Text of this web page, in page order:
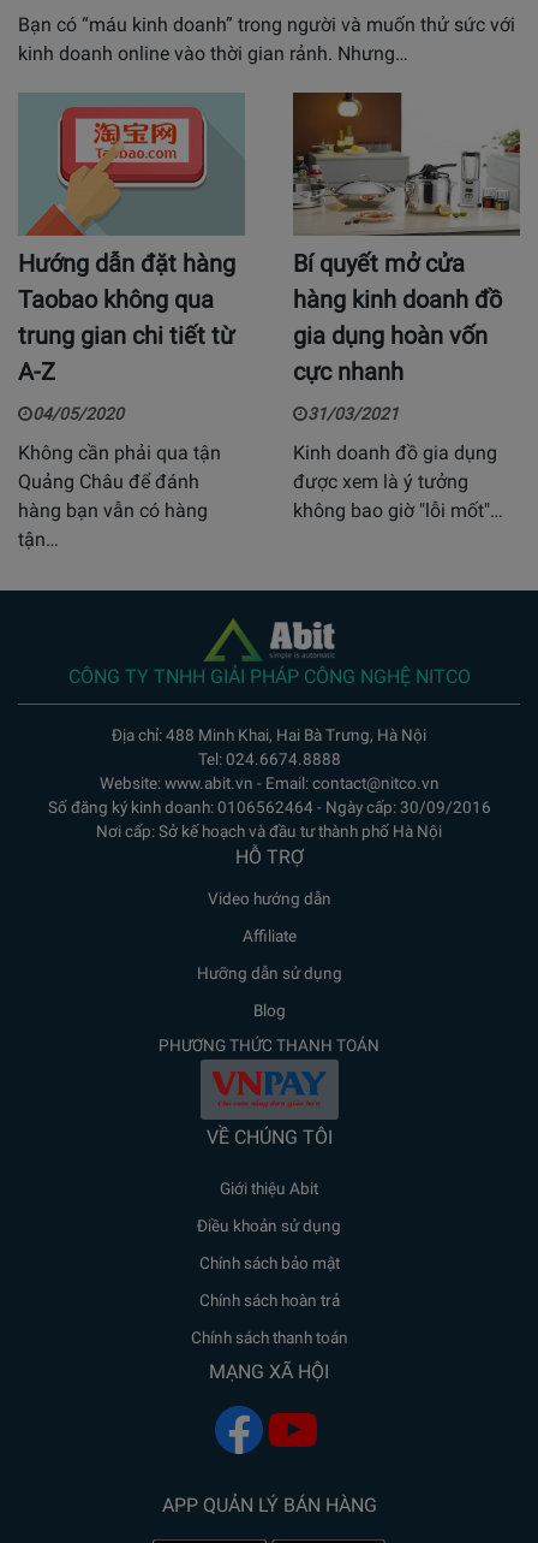
Bạn có “máu kinh doanh” trong người và muốn thử sức với
kinh doanh online vào thời gian rảnh. Nhưng…
Hướng dẫn đặt hàng
Taobao không qua
trung gian chi tiết từ
A-Z
04/05/2020
Không cần phải qua tận
Quảng Châu để đánh
hàng bạn vẫn có hàng
tận…
Bí quyết mở cửa
hàng kinh doanh đồ
gia dụng hoàn vốn
cực nhanh
31/03/2021
Kinh doanh đồ gia dụng
được xem là ý tưởng
không bao giờ "lỗi mốt"…
CÔNG TY TNHH GIẢI PHÁP CÔNG NGHỆ NITCO
Địa chỉ: 488 Minh Khai, Hai Bà Trưng, Hà Nội
Tel: 024.6674.8888
Website: www.abit.vn - Email: contact@nitco.vn
Số đăng ký kinh doanh: 0106562464 - Ngày cấp: 30/09/2016
Nơi cấp: Sở kế hoạch và đầu tư thành phố Hà Nội
HỖ TRỢ
Video hướng dẫn
Affiliate
Hưỡng dẫn sử dụng
Blog
PHƯƠNG THỨC THANH TOÁN
VỀ CHÚNG TÔI
Giới thiệu Abit
Điều khoản sử dụng
Chính sách bảo mật
Chính sách hoàn trả
Chính sách thanh toán
MẠNG XÃ HỘI
APP QUẢN LÝ BÁN HÀNG